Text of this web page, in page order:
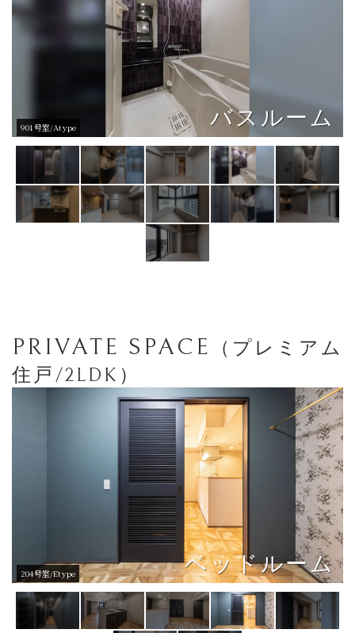
バスルーム
901号室/Atype 玄関
905号室/Etype
PRIVATE SPACE
（プレミアム
住戸/2LDK）
ベッドルーム
204号室/Etype ベッドルーム
204号室/Etype